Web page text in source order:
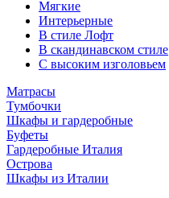
Мягкие
Интерьерные
В стиле Лофт
В скандинавском стиле
С высоким изголовьем
Матрасы
Тумбочки
Шкафы и гардеробные
Буфеты
Гардеробные Италия
Острова
Шкафы из Италии